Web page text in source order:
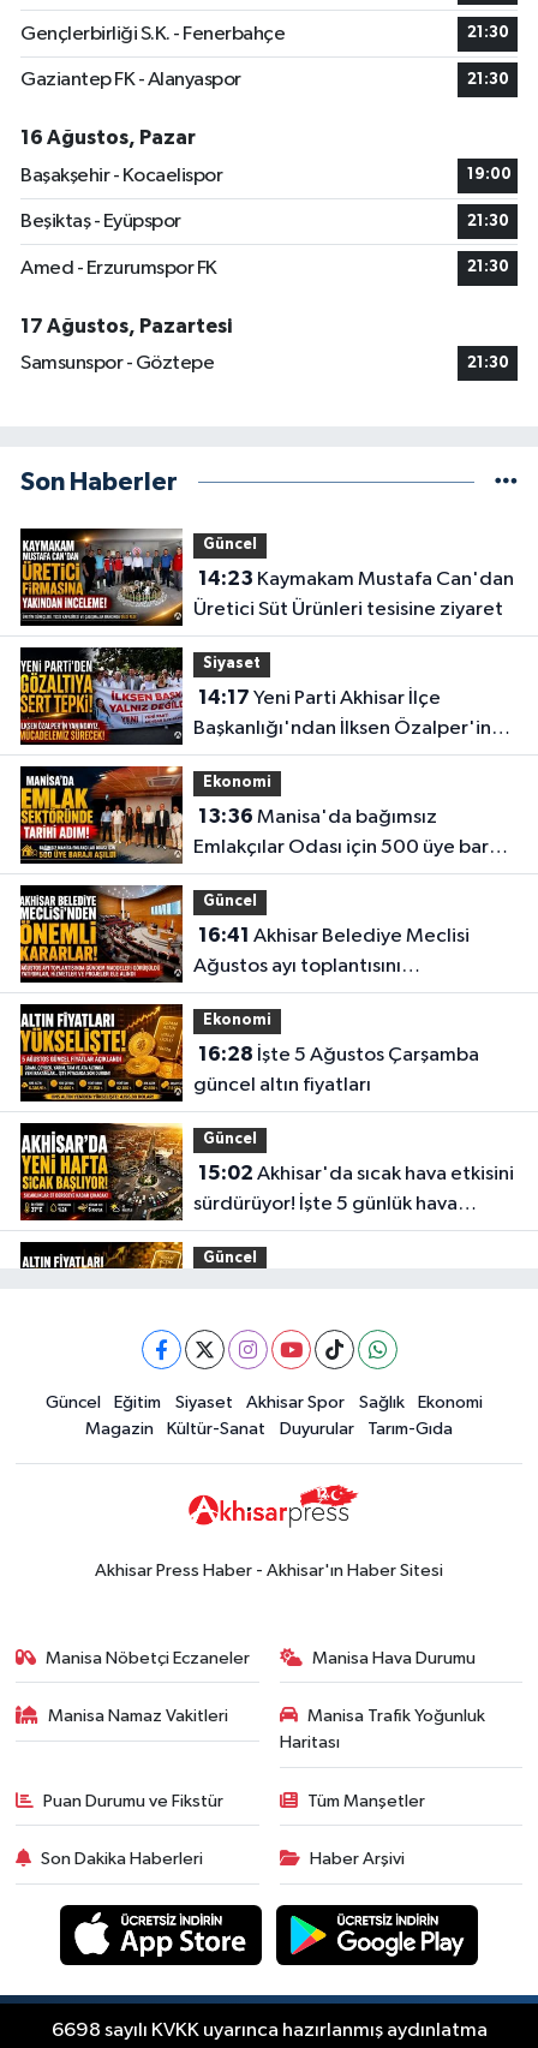
Gençlerbirliği S.K. - Fenerbahçe 21:30
Gaziantep FK - Alanyaspor 21:30
16 Ağustos, Pazar
Başakşehir - Kocaelispor
19:00
Beşiktaş - Eyüpspor 21:30
Amed - Erzurumspor FK 21:30
17 Ağustos, Pazartesi
Samsunspor - Göztepe
21:30
Son Haberler
Güncel
14:23
Üretici Süt Ürünleri tesisine ziyaret
Siyaset
14:17
Başkanlığı'ndan İlksen Özalper'in
gözaltına alınmasına tepki
Ekonomi
13:36
Emlakçılar Odası için 500 üye barajı
aşıldı
Güncel
16:41
Ağustos ayı toplantısını
gerçekleştirdi
Ekonomi
16:28
güncel altın fiyatları
Güncel
15:02
sürdürüyor! İşte 5 günlük hava
durumu
Güncel
güncel fiyatlar
14:40Türkiye'nin En İyi Kuruyemiş
Markası: Halktan
Siyaset
15:49
Çocuk Stilini Tamamlayan
Koleksiyonlar
Mahallesi'nde yine 6 saatlik elektrik
kesintisi
18:50Akhisar'da Cumhuriyet
Komagene hizmete açıldı
Duyurular
15:24Akhisar'da binlerce aboneyi
ilgilendiriyor! Cuma günü elektrik
Güncel Eğitim Siyaset Akhisar Spor Sağlık
Ekonomi
Magazin
Kültür-Sanat Duyurular Tarım-Gıda
Akhisar Press Haber - Akhisar'ın Haber Sitesi
Manisa Nöbetçi Eczaneler Manisa Hava Durumu
Manisa Namaz Vakitleri
Manisa Trafik Yoğunluk
Haritası
Puan Durumu ve Fikstür Tüm Manşetler
Son Dakika Haberleri Haber Arşivi
RSS
Copyright © Akhisar Press Haber 2012-2026 Her
6698 sayılı KVKK uyarınca hazırlanmış aydınlatma